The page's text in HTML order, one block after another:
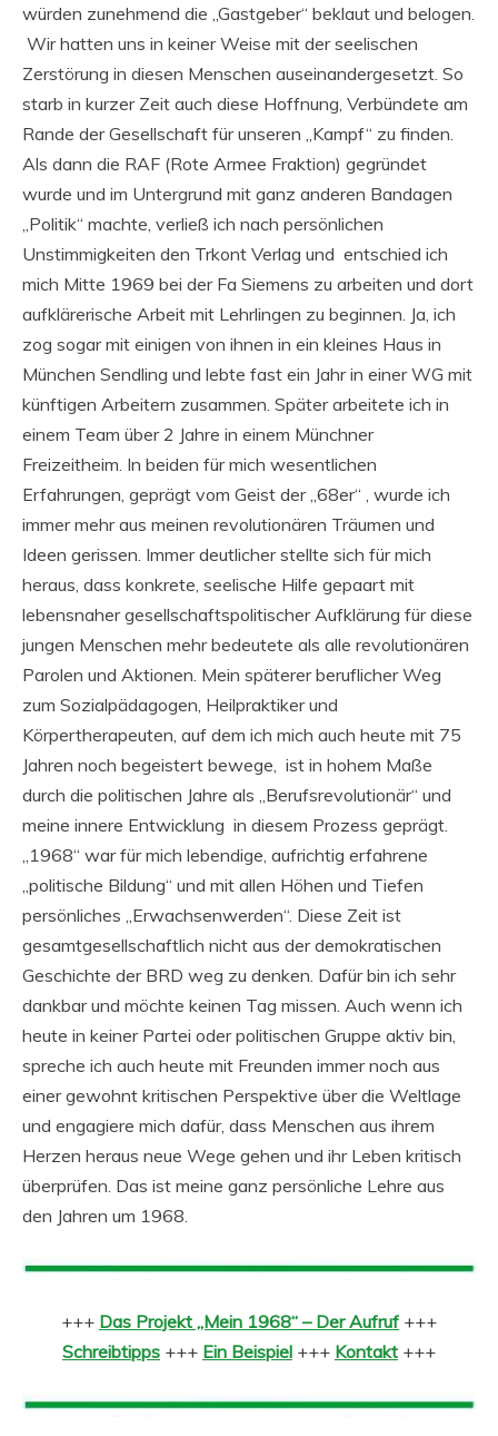
würden zunehmend die „Gastgeber“ beklaut und belogen.
Wir hatten uns in keiner Weise mit der seelischen
Zerstörung in diesen Menschen auseinandergesetzt. So
starb in kurzer Zeit auch diese Hoffnung, Verbündete am
Rande der Gesellschaft für unseren „Kampf“ zu finden.
Als dann die RAF (Rote Armee Fraktion) gegründet
wurde und im Untergrund mit ganz anderen Bandagen
„Politik“ machte, verließ ich nach persönlichen
Unstimmigkeiten den Trkont Verlag und entschied ich
mich Mitte 1969 bei der Fa Siemens zu arbeiten und dort
aufklärerische Arbeit mit Lehrlingen zu beginnen. Ja, ich
zog sogar mit einigen von ihnen in ein kleines Haus in
München Sendling und lebte fast ein Jahr in einer WG mit
künftigen Arbeitern zusammen. Später arbeitete ich in
einem Team über 2 Jahre in einem Münchner
Freizeitheim. In beiden für mich wesentlichen
Erfahrungen, geprägt vom Geist der „68er“ , wurde ich
immer mehr aus meinen revolutionären Träumen und
Ideen gerissen. Immer deutlicher stellte sich für mich
heraus, dass konkrete, seelische Hilfe gepaart mit
lebensnaher gesellschaftspolitischer Aufklärung für diese
jungen Menschen mehr bedeutete als alle revolutionären
Parolen und Aktionen. Mein späterer beruflicher Weg
zum Sozialpädagogen, Heilpraktiker und
Körpertherapeuten, auf dem ich mich auch heute mit 75
Jahren noch begeistert bewege, ist in hohem Maße
durch die politischen Jahre als „Berufsrevolutionär“ und
meine innere Entwicklung in diesem Prozess geprägt.
„1968“ war für mich lebendige, aufrichtig erfahrene
„politische Bildung“ und mit allen Höhen und Tiefen
persönliches „Erwachsenwerden“. Diese Zeit ist
gesamtgesellschaftlich nicht aus der demokratischen
Geschichte der BRD weg zu denken. Dafür bin ich sehr
dankbar und möchte keinen Tag missen. Auch wenn ich
heute in keiner Partei oder politischen Gruppe aktiv bin,
spreche ich auch heute mit Freunden immer noch aus
einer gewohnt kritischen Perspektive über die Weltlage
und engagiere mich dafür, dass Menschen aus ihrem
Herzen heraus neue Wege gehen und ihr Leben kritisch
überprüfen. Das ist meine ganz persönliche Lehre aus
den Jahren um 1968.
+++ Das Projekt „Mein 1968“ – Der Aufruf +++
Schreibtipps +++ Ein Beispiel +++ Kontakt +++